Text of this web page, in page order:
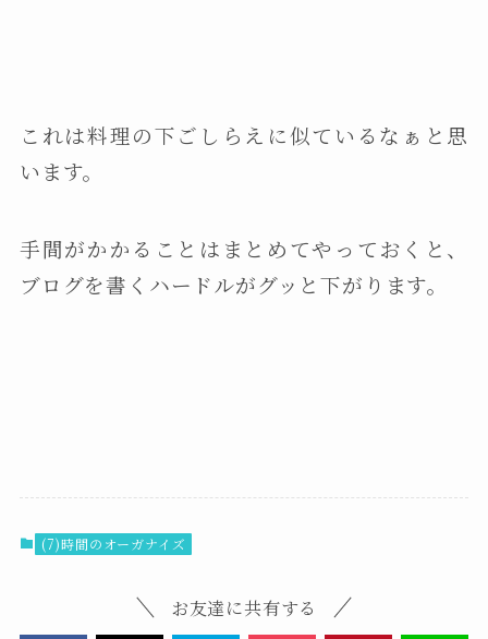
これは料理の下ごしらえに似ているなぁと思
います。
手間がかかることはまとめてやっておくと、
ブログを書くハードルがグッと下がります。
(7)時間のオーガナイズ
お友達に共有する